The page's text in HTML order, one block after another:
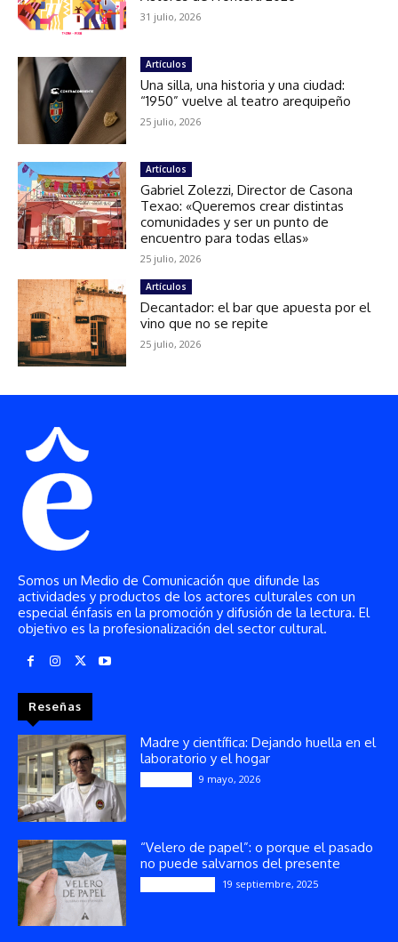
Somos un Medio de Comunicación que difunde las
actividades y productos de los actores culturales con un
especial énfasis en la promoción y difusión de la lectura. El
objetivo es la profesionalización del sector cultural.
Reseñas
Madre y científica: Dejando huella en el
laboratorio y el hogar
9 mayo, 2026
“Velero de papel”: o porque el pasado
no puede salvarnos del presente
19 septiembre, 2025